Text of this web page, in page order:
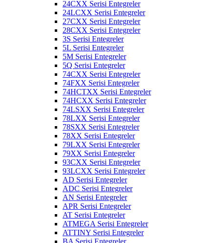
24CXX Serisi Entegreler
24LCXX Serisi Entegreler
27CXX Serisi Entegreler
28CXX Serisi Entegreler
3S Serisi Entegreler
5L Serisi Entegreler
5M Serisi Entegreler
5Q Serisi Entegreler
74CXX Serisi Entegreler
74FXX Serisi Entegreler
74HCTXX Serisi Entegreler
74HCXX Serisi Entegreler
74LSXX Serisi Entegreler
78LXX Serisi Entegreler
78SXX Serisi Entegreler
78XX Serisi Entegreler
79LXX Serisi Entegreler
79XX Serisi Entegreler
93CXX Serisi Entegreler
93LCXX Serisi Entegreler
AD Serisi Entegreler
ADC Serisi Entegreler
AN Serisi Entegreler
APR Serisi Entegreler
AT Serisi Entegreler
ATMEGA Serisi Entegreler
ATTINY Serisi Entegreler
BA Serisi Entegreler